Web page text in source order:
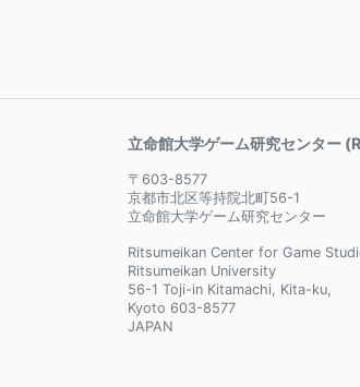
立命館大学ゲーム研究センター
〒603-8577
京都市北区等持院北町56-1
立命館大学ゲーム研究センター
Ritsumeikan Center for Game
Ritsumeikan University
56-1 Toji-in Kitamachi, Kita-ku,
Kyoto 603-8577
JAPAN